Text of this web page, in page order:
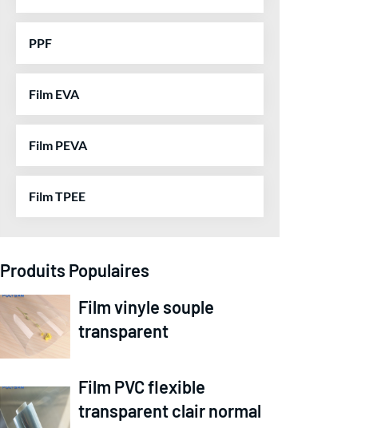
PPF
Film EVA
Film PEVA
Film TPEE
Produits Populaires
Film vinyle souple
transparent
Film PVC flexible
transparent clair normal